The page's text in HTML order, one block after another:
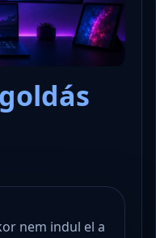
nem indul el a